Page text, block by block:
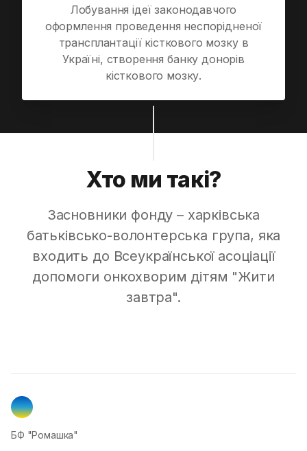
Лобування ідеї законодавчого
оформлення проведення неспорідненої
трансплантації кісткового мозку в
Україні, створення банку донорів
кісткового мозку.
Хто ми такі?
Засновники фонду – харківська
батьківсько-волонтерська група, яка
входить до Всеукраїнської асоціації
допомоги онкохворим дітям "Жити
завтра".
БФ "Ромашка"